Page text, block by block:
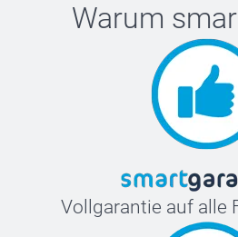
Warum
Vollgarantie auf alle